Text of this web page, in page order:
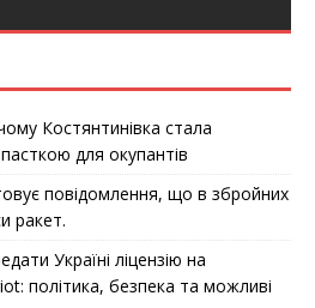
Костянтинівка стала
для окупантів
повідомлення, що в збройних
ракет.
Україні ліцензію на
політика, безпека та можливі